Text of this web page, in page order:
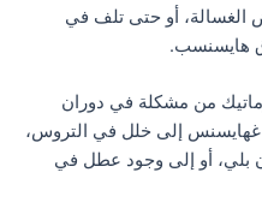
أو حتى تلف في
هايسنسب.
من مشكلة في دوران
غهايسنس إلى خلل في التروس،
بلي، أو إلى وجود عطل في